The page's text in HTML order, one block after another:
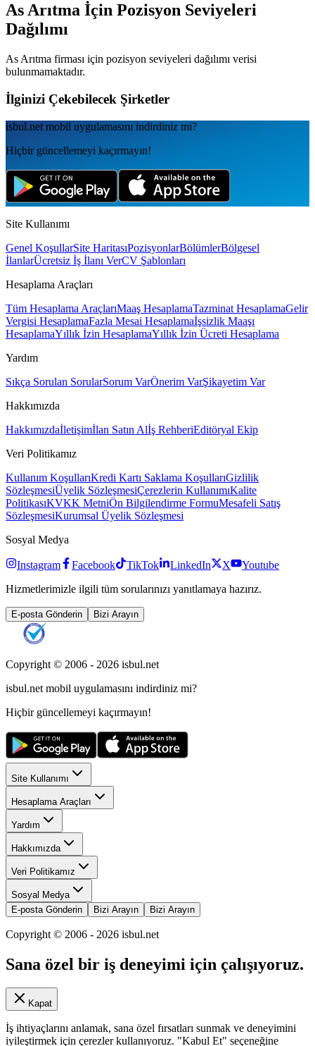
As Arıtma İçin Pozisyon Seviyeleri
Dağılımı
As Arıtma firması için pozisyon seviyeleri dağılımı verisi
bulunmamaktadır.
İlginizi Çekebilecek Şirketler
isbul.net mobil uygulamаsını indirdiniz mi?
Hiçbir güncellemeyi kaçırmayın!
Site Kullanımı
Genel KoşullarSite HaritasıPozisyonlarBölümlerBölgesel
İlanlarÜcretsiz İş İlanı VerCV Şablonları
Hesaplama Araçları
Tüm Hesaplama AraçlarıMaaş HesaplamaTazminat HesaplamaGelir
Vergisi HesaplamaFazla Mesai Hesaplamaİşsizlik Maaşı
HesaplamaYıllık İzin HesaplamaYıllık İzin Ücreti Hesaplama
Yardım
Sıkça Sorulan SorularSorum VarÖnerim VarŞikayetim Var
Hakkımızda
Hakkımızdaİletişimİlan Satın Alİş RehberiEditöryal Ekip
Veri Politikamız
Kullanım KoşullarıKredi Kartı Saklama KoşullarıGizlilik
SözleşmesiÜyelik SözleşmesiÇerezlerin KullanımıKalite
PolitikasıKVKK MetniÖn Bilgilendirme FormuMesafeli Satış
SözleşmesiKurumsal Üyelik Sözleşmesi
Sosyal Medya
Instagram Facebook TikTok LinkedIn X
Youtube
Hizmetlerimizle ilgili tüm sorularınızı yanıtlamaya hazırız.
E-posta Gönderin Bizi Arayın
Copyright © 2006 - 2026 isbul.net
isbul.net mobil uygulamasını indirdiniz mi?
Hiçbir güncellemeyi kaçırmayın!
Site Kullanımı
Hesaplama Araçları
Yardım
Hakkımızda
Veri Politikamız
Sosyal Medya
E-posta Gönderin
Bizi Arayın Bizi Arayın
Copyright © 2006 - 2026 isbul.net
Sana özel bir iş deneyimi için çalışıyoruz.
Kapat
İş ihtiyaçlarını anlamak, sana özel fırsatları sunmak ve deneyimini
iyileştirmek için çerezler kullanıyoruz. "Kabul Et" seçeneğine